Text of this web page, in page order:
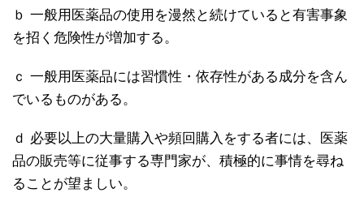
ｂ 一般用医薬品の使用を漫然と続けていると有害事象
を招く危険性が増加する。
ｃ 一般用医薬品には習慣性・依存性がある成分を含ん
でいるものがある。
ｄ 必要以上の大量購入や頻回購入をする者には、医薬
品の販売等に従事する専門家が、積極的に事情を尋ね
ることが望ましい。